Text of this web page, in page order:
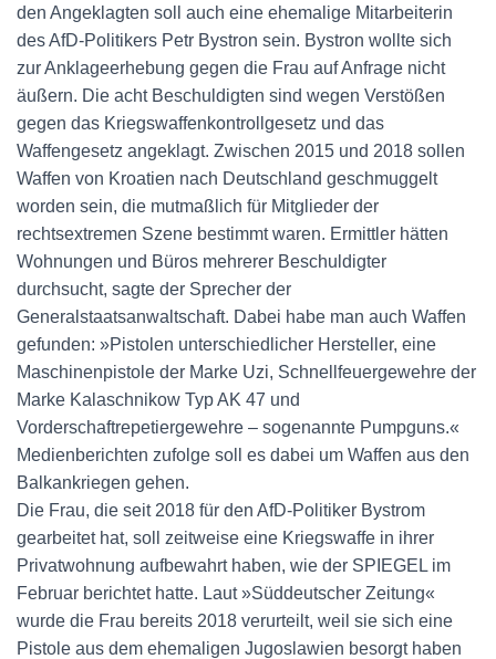
den Angeklagten soll auch eine ehemalige Mitarbeiterin
des AfD-Politikers Petr Bystron sein. Bystron wollte sich
zur Anklageerhebung gegen die Frau auf Anfrage nicht
äußern. Die acht Beschuldigten sind wegen Verstößen
gegen das Kriegswaffenkontrollgesetz und das
Waffengesetz angeklagt. Zwischen 2015 und 2018 sollen
Waffen von Kroatien nach Deutschland geschmuggelt
worden sein, die mutmaßlich für Mitglieder der
rechtsextremen Szene bestimmt waren. Ermittler hätten
Wohnungen und Büros mehrerer Beschuldigter
durchsucht, sagte der Sprecher der
Generalstaatsanwaltschaft. Dabei habe man auch Waffen
gefunden: »Pistolen unterschiedlicher Hersteller, eine
Maschinenpistole der Marke Uzi, Schnellfeuergewehre der
Marke Kalaschnikow Typ AK 47 und
Vorderschaftrepetiergewehre – sogenannte Pumpguns.«
Medienberichten zufolge soll es dabei um Waffen aus den
Balkankriegen gehen.
Die Frau, die seit 2018 für den AfD-Politiker Bystrom
gearbeitet hat, soll zeitweise eine Kriegswaffe in ihrer
Privatwohnung aufbewahrt haben, wie der SPIEGEL im
Februar berichtet hatte. Laut »Süddeutscher Zeitung«
wurde die Frau bereits 2018 verurteilt, weil sie sich eine
Pistole aus dem ehemaligen Jugoslawien besorgt haben